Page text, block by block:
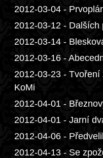
2012-03-04 -
2012-03-12 - Dalších
2012-03-14 -
2012-03-16 -
2012-03-23 - Tvoření
KoMi
2012-04-01 -
2012-04-01 - Jarní
2012-04-06 -
2012-04-13 - Se